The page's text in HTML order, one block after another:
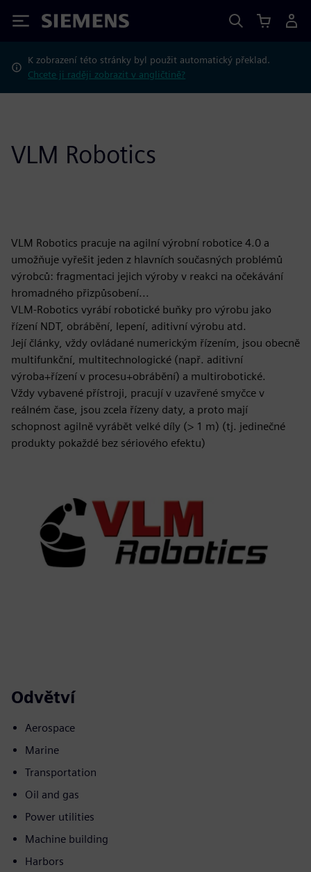
Siemens
K zobrazení této stránky byl použit automatický překlad.
Chcete ji raději zobrazit v angličtině?
VLM Robotics
VLM Robotics pracuje na agilní výrobní robotice 4.0 a
umožňuje vyřešit jeden z hlavních současných problémů
výrobců: fragmentaci jejich výroby v reakci na očekávání
hromadného přizpůsobení...
VLM-Robotics vyrábí robotické buňky pro výrobu jako
řízení NDT, obrábění, lepení, aditivní výrobu atd.
Její články, vždy ovládané numerickým řízením, jsou obecně
multifunkční, multitechnologické (např. aditivní
výroba+řízení v procesu+obrábění) a multirobotické.
Vždy vybavené přístroji, pracují v uzavřené smyčce v
reálném čase, jsou zcela řízeny daty, a proto mají
schopnost agilně vyrábět velké díly (> 1 m) (tj. jedinečné
produkty pokaždé bez sériového efektu)
Odvětví
Aerospace
Marine
Transportation
Oil and gas
Power utilities
Machine building
Harbors